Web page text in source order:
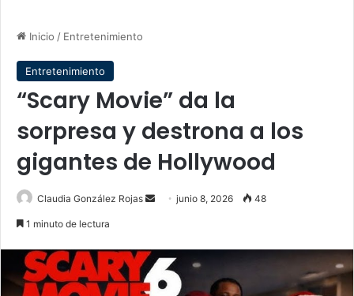
Inicio / Entretenimiento
Entretenimiento
“Scary Movie” da la
sorpresa y destrona a los
gigantes de Hollywood
Claudia González Rojas
Sendjunio 8, 2026 48
1 minuto de lectura